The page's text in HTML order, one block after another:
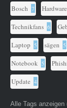
Bosch 7 Hardware
Technikfans 6
Laptop 5 sägen 5
Notebook 5
Update 4
Alle Tags anzeigen